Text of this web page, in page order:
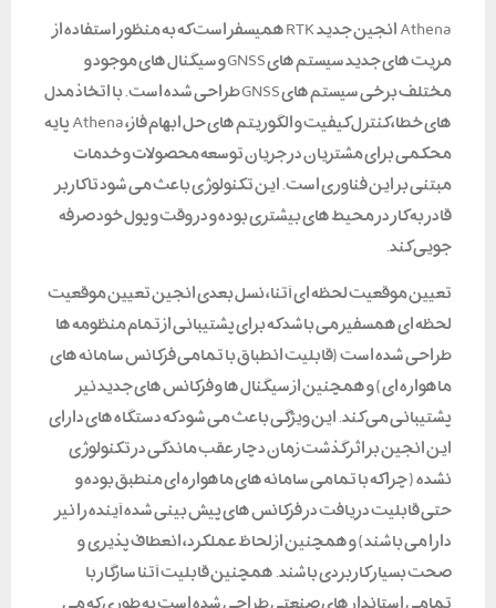
Athena انجین جدید RTK همیسفر است که به منظور استفاده از
مزیت های جدید سیستم های GNSS و سیگنال های موجود و
مختلف برخی سیستم های GNSS طراحی شده است. با اتخاذ مدل
های خطا، کنترل کیفیت و الگوریتم های حل ابهام فاز، Athena پایه
محکمی برای مشتریان در جریان توسعه محصولات و خدمات
مبتنی بر این فناوری است. این تکنولوژی باعث می شود تا کاربر
قادر به کار در محیط های بیشتری بوده و در وقت و پول خود صرفه
جویی کند.
تعیین موقعیت لحظه ای آتنا، نسل بعدی انجین تعیین موقعیت
لحظه ای همسفیر می باشد که برای پشتیبانی از تمام منظومه ها
طراحی شده است (قابلیت انطباق با تمامی فرکانس سامانه های
ماهواره ای) و همچنین از سیگنال ها و فرکانس های جدید نیز
پشتیبانی می کند. این ویژگی باعث می شود که دستگاه های دارای
این انجین بر اثر گذشت زمان دچار عقب ماندگی در تکنولوژی
نشده (چرا که با تمامی سامانه های ماهواره ای منطبق بوده و
حتی قابلیت دریافت در فرکانس های پیش بینی شده آینده را نیز
دارا می باشند) و همچنین از لحاظ عملکرد، انعطاف پذیری و
صحت بسیار کاربردی باشند. همچنین قابلیت آتنا سازگار با